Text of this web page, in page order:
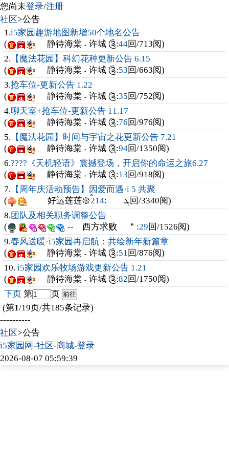
您尚未登录/注册
社区>公告
1.i5家园趣游地图新增50个地名公告
(
静待海棠 ˖ 许城 ༊:44回/713阅)
2. 【魔法花园】科幻花种更新公告 6.15
(
静待海棠 ˖ 许城 ༊:53回/663阅)
3.抢车位-更新公告 1.22
(
静待海棠 ˖ 许城 ༊:35回/752阅)
4.聊天室+抢车位-更新公告 11.17
(
静待海棠 ˖ 许城 ༊:76回/976阅)
5. 【魔法花园】时间与宇宙之花更新公告 7.21
(
静待海棠 ˖ 许城 ༊:94回/1350阅)
6.????《天机轻语》震撼登场，开启你的命运之旅6.27
(
静待海棠 ˖ 许城 ༊:13回/918阅)
7. 【周年庆活动预告】因爱而遇·i 5 共聚
(
好运莲莲𑁍ࠬܓ :214
回/3340阅)
8.团队及相关职务调整公告
(
-- 西方求败 ＂ :29回/1526阅)
9.春风送暖·i5家园再启航：共绘新年新篇章
(
静待海棠 ˖ 许城 ༊:51回/876阅)
10. i5家园欢乐牧场游戏更新公告 1.21
(
静待海棠 ˖ 许城 ༊:82回/1750阅)
下页 第
页
(第1/19页/共185条记录)
----------
社区>公告
i5家园网-社区-商城-登录
2026-08-07 05:59:39